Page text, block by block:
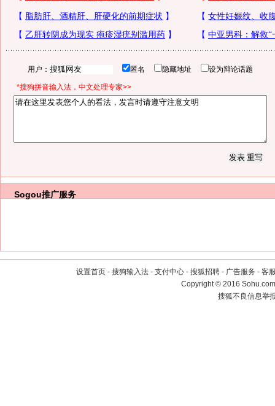
用户： 匿名 隐藏地址 设为辩论话题
*搜狗拼音输入法，中文处理专家>>
Sogou推广服务
设置首页 - 搜狗输入法 - 支付中心 - 搜狐招聘 - 广告服务 - 客
Copyright©2016
搜狐不良信息举